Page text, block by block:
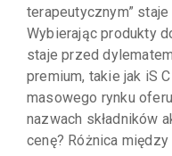
terapeutycznym”
Wybierając produkty
staje przed
premium, takie jak iS
masowego rynku
nazwach składników
cenę? Różnica